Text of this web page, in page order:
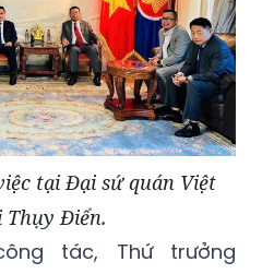
tại Đại sứ quán Việt
Thụy Điển.
tác, Thứ trưởng